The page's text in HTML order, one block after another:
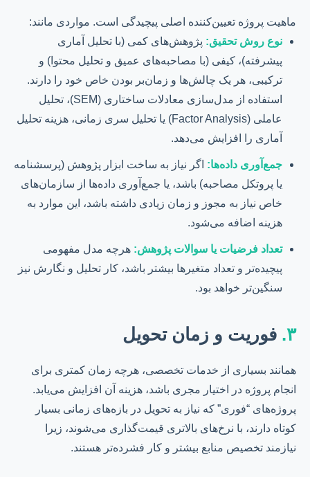
ماهیت پروژه تعیین‌کننده اصلی پیچیدگی است. مواردی مانند:
نوع روش تحقیق: پژوهش‌های کمی (با تحلیل آماری
پیشرفته)، کیفی (با مصاحبه‌های عمیق و تحلیل محتوا) و
ترکیبی، هر یک چالش‌ها و زمان‌بر بودن خاص خود را دارند.
استفاده از مدل‌سازی معادلات ساختاری (SEM)، تحلیل
عاملی (Factor Analysis) یا تحلیل سری زمانی، هزینه تحلیل
آماری را افزایش می‌دهد.
جمع‌آوری داده‌ها: اگر نیاز به ساخت ابزار پژوهش (پرسشنامه
یا پروتکل مصاحبه) باشد، یا جمع‌آوری داده‌ها از سازمان‌های
خاص نیاز به مجوز و زمان زیادی داشته باشد، این موارد به
هزینه اضافه می‌شود.
تعداد فرضیات یا سوالات پژوهش: هرچه مدل مفهومی
پیچیده‌تر و تعداد متغیرها بیشتر باشد، کار تحلیل و نگارش نیز
سنگین‌تر خواهد بود.
۳. فوریت و زمان تحویل
همانند بسیاری از خدمات تخصصی، هرچه زمان کمتری برای
انجام پروژه در اختیار مجری باشد، هزینه آن افزایش می‌یابد.
پروژه‌های “فوری” که نیاز به تحویل در بازه‌های زمانی بسیار
کوتاه دارند، با نرخ‌های بالاتری قیمت‌گذاری می‌شوند، زیرا
نیازمند تخصیص منابع بیشتر و کار فشرده‌تر هستند.